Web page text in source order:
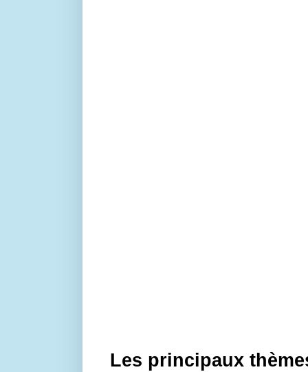
Les principaux